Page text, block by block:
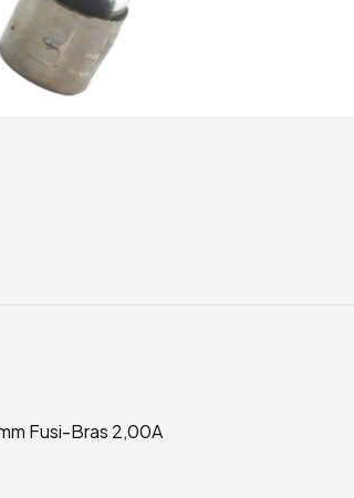
Fusi-Bras 2,00A